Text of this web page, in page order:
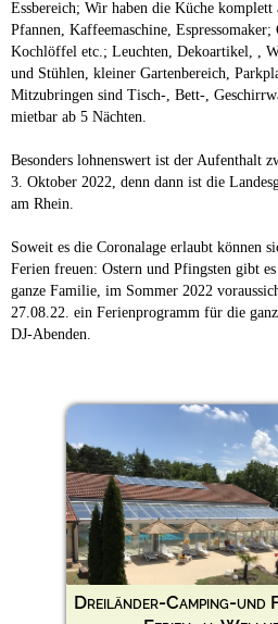
Essbereich; Wir haben die Küche komplett
Pfannen, Kaffeemaschine,
Kochlöffel etc.; Leuchten, Dekoartikel, ,
und Stühlen, kleiner Gartenbereich,
Mitzubringen sind Tisch-, Bett-,
mietbar ab 5 Nächten.
Besonders lohnenswert ist der Aufenthalt
3. Oktober 2022, denn dann ist die
am Rhein.
Soweit es die Coronalage erlaubt können
Ferien freuen: Ostern und Pfingsten gibt
ganze Familie, im Sommer 2022
27.08.22. ein Ferienprogramm für die
DJ-Abenden.
Dreiländer-Camping-und